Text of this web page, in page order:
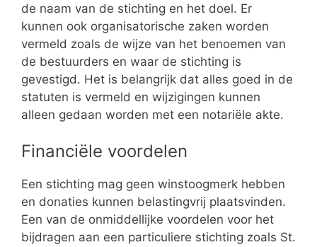
de naam van de stichting en het doel. Er
kunnen ook organisatorische zaken worden
vermeld zoals de wijze van het benoemen van
de bestuurders en waar de stichting is
gevestigd. Het is belangrijk dat alles goed in de
statuten is vermeld en wijzigingen kunnen
alleen gedaan worden met een notariële akte.
Financiële voordelen
Een stichting mag geen winstoogmerk hebben
en donaties kunnen belastingvrij plaatsvinden.
Een van de onmiddellijke voordelen voor het
bijdragen aan een particuliere stichting zoals St.